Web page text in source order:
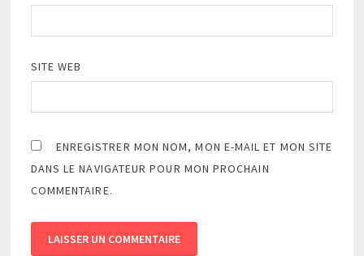
SITE WEB
ENREGISTRER MON NOM, MON E-MAIL ET MON SITE
DANS LE NAVIGATEUR POUR MON PROCHAIN
COMMENTAIRE.